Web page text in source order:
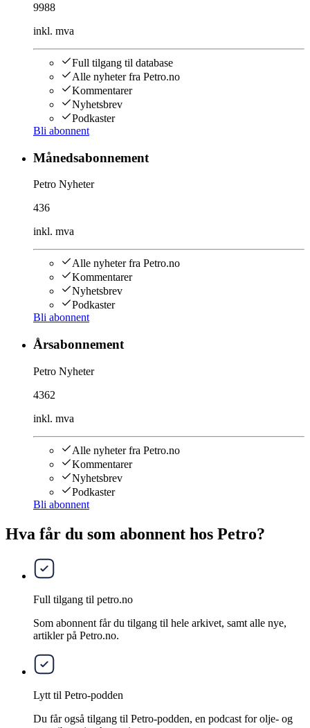
9988
inkl. mva
Full tilgang til database
Alle nyheter fra Petro.no
Kommentarer
Nyhetsbrev
Podkaster
Bli abonnent
Månedsabonnement
Petro Nyheter
436
inkl. mva
Alle nyheter fra Petro.no
Kommentarer
Nyhetsbrev
Podkaster
Bli abonnent
Årsabonnement
Petro Nyheter
4362
inkl. mva
Alle nyheter fra Petro.no
Kommentarer
Nyhetsbrev
Podkaster
Bli abonnent
Hva får du som abonnent hos Petro?
Full tilgang til petro.no
Som abonnent får du tilgang til hele arkivet, samt alle nye,
artikler på Petro.no.
Lytt til Petro-podden
Du får også tilgang til Petro-podden, en podcast for olje- og